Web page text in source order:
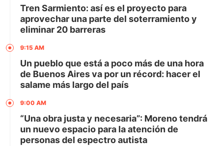
Tren Sarmiento: así es el proyecto para
aprovechar una parte del soterramiento y
eliminar 20 barreras
9:15 AM
Un pueblo que está a poco más de una hora
de Buenos Aires va por un récord: hacer el
salame más largo del país
9:00 AM
“Una obra justa y necesaria”: Moreno tendrá
un nuevo espacio para la atención de
personas del espectro autista